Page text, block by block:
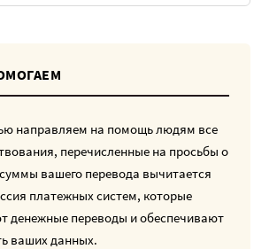
направляем на помощь людям все
перечисленные на просьбы о
вашего перевода вычитается
платежных систем, которые
денежные переводы и обеспечивают
ваших данных.